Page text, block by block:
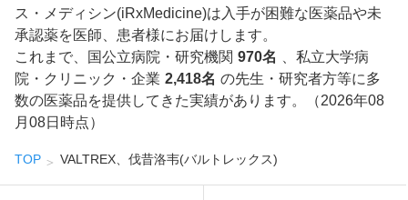
ス・メディシン(iRxMedicine)は入手が困難な医薬品や未
承認薬を医師、患者様にお届けします。
これまで、国公立病院・研究機関 970名
、私立大学病
院・クリニック・企業 2,418名 の先生・研究者方等に多
数の医薬品を提供してきた実績があります。（2026年08
月08日時点）
TOP VALTREX、伐昔洛韦(バルトレックス)